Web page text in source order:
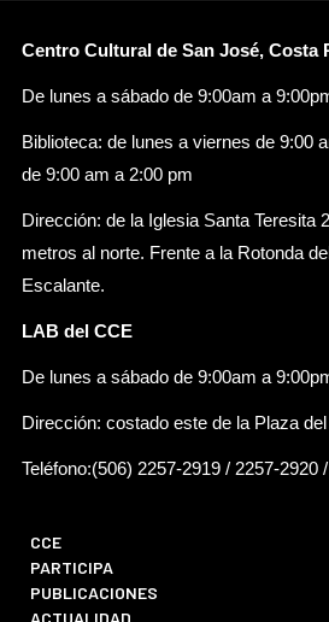
Centro Cultural de San José, Costa
De lunes a sábado de 9:00am a
Biblioteca: de lunes a viernes de 9:00
de 9:00 am a 2:00 pm
Dirección: de la Iglesia Santa Teresita
metros al norte. Frente a la Rotonda
Escalante.
LAB del CCE
De lunes a sábado de 9:00am a
Dirección: costado este de la Plaza
Teléfono:(506) 2257-2919 / 2257-2920
CCE
PARTICIPA
PUBLICACIONES
ACTUALIDAD